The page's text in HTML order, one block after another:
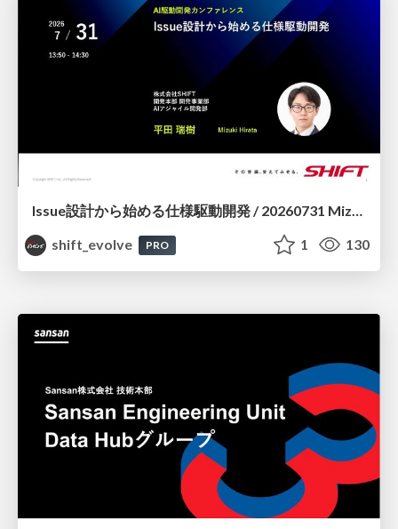
Issue設計から始める仕様駆動開発 / 20260731 Mizuki Hirata
shift_evolve
PRO 1 130